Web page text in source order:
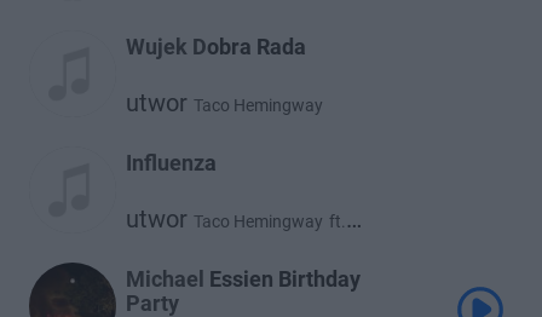
Wujek Dobra Rada
utwor Taco Hemingway
Influenza
utwor Taco Hemingway ft.
Borucci
Michael Essien Birthday
Party